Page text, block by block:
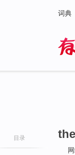
词典
目录